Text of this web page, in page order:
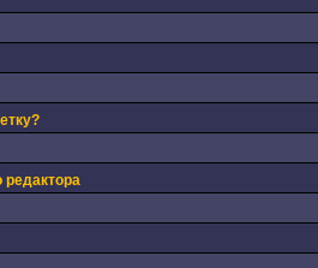
редактора